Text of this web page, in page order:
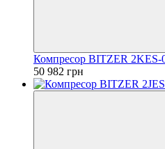
Компресор BITZER 2KES-
50 982 грн